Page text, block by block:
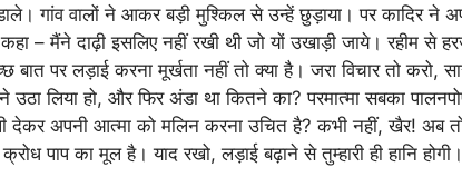
गांव वालों ने आकर बड़ी मुश्किल से उन्हें छुड़ाया। पर कादिर ने
– मैंने दाढ़ी इसलिए नहीं रखी थी जो यों उखाड़ी जाये। रहीम से
बात पर लड़ाई करना मूर्खता नहीं तो क्या है। जरा विचार तो करो,
लिया हो, और फिर अंडा था कितने का? परमात्मा सबका
देकर अपनी आत्मा को मलिन करना उचित है? कभी नहीं, खैर! अब तो
पाप का मूल है। याद रखो, लड़ाई बढ़ाने से तुम्हारी ही हानि होगी।